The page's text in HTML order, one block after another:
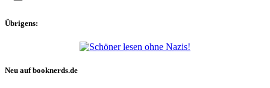
Übrigens:
Neu auf booknerds.de